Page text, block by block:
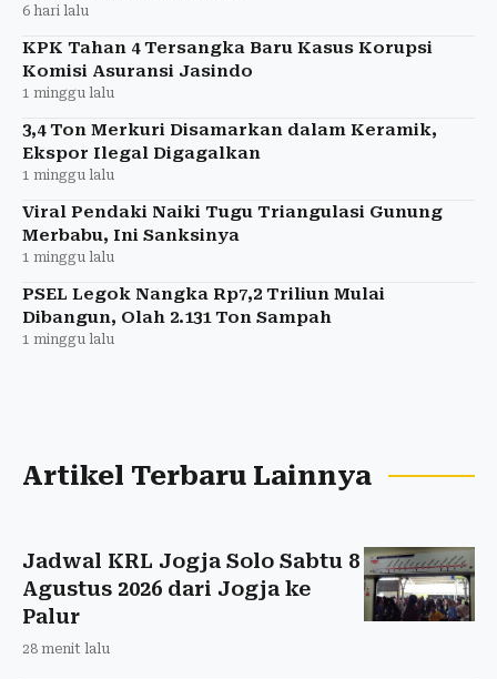
6 hari lalu
KPK Tahan 4 Tersangka Baru Kasus Korupsi
Komisi Asuransi Jasindo
1 minggu lalu
3,4 Ton Merkuri Disamarkan dalam Keramik,
Ekspor Ilegal Digagalkan
1 minggu lalu
Viral Pendaki Naiki Tugu Triangulasi Gunung
Merbabu, Ini Sanksinya
1 minggu lalu
PSEL Legok Nangka Rp7,2 Triliun Mulai
Dibangun, Olah 2.131 Ton Sampah
1 minggu lalu
Artikel Terbaru Lainnya
Jadwal KRL Jogja Solo Sabtu 8
Agustus 2026 dari Jogja ke
Palur
28 menit lalu